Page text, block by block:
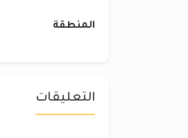
المنطقة
التعليقات